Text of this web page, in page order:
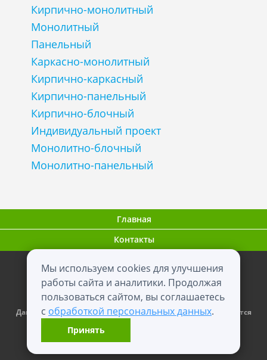
Мы используем cookies для улучшения
работы сайта и аналитики. Продолжая
пользоваться сайтом, вы соглашаетесь
с обработкой персональных данных.
Принять
Кирпично-монолитный
Монолитный
Панельный
Каркасно-монолитный
Кирпично-каркасный
Кирпично-панельный
Кирпично-блочный
Индивидуальный проект
Монолитно-блочный
Монолитно-панельный
Главная
Контакты
ООО "ВНовостройке.ру"
2012 - 2026 0+
Данный сайт носит информационный характер и не является
публичной офертой.
Карта сайта